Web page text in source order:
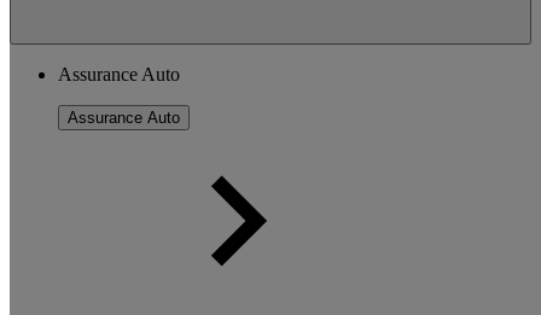
Assurance Auto
Assurance Auto